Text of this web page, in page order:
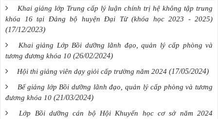
Khai giảng lớp Trung cấp lý luận chính trị hệ không tập trung
khóa 16 tại Đảng bộ huyện Đại Từ (khóa học 2023 - 2025)
(17/12/2023)
Khai giảng Lớp Bồi dưỡng lãnh đạo, quản lý cấp phòng và
tương đương khóa 10 (26/02/2024)
Hội thi giảng viên dạy giỏi cấp trường năm 2024 (17/05/2024)
Bế giảng lớp Bồi dưỡng lãnh đạo, quản lý cấp phòng và tương
đương khóa 10 (21/03/2024)
Lớp Bồi dưỡng cán bộ Hội Khuyến học cơ sở năm 2024